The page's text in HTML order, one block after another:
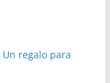
Un regalo para